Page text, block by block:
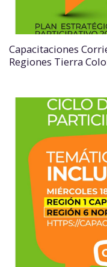
Capacitaciones
Regiones Tierra